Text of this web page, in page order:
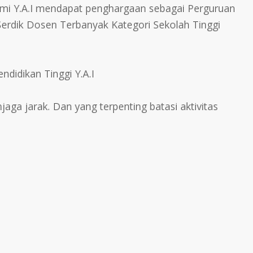
Y.A.I mendapat penghargaan sebagai Perguruan
Dosen Terbanyak Kategori Sekolah Tinggi
Tinggi Y.A.I
jarak. Dan yang terpenting batasi aktivitas